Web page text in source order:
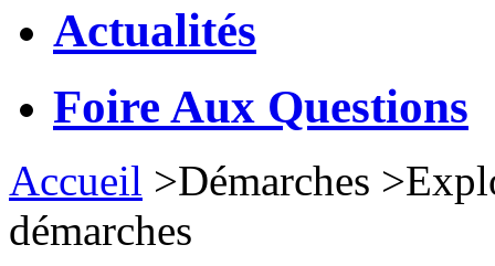
Actualités
Foire Aux Questions
Accueil >Démarches >
démarches